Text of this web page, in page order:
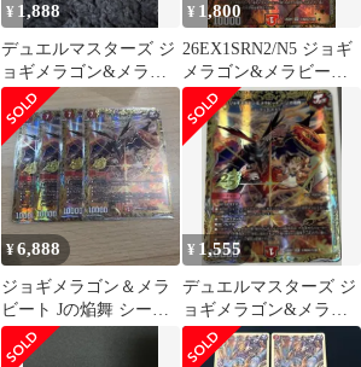
¥ 1,888
デュエルマスターズ ジ
ョギメラゴン&メラビ
ート〜Jの焔舞〜 シー
クレット
¥ 1,800
26EX1SRN2/N5 ジョギ
メラゴン&メラビート
～Jの焔舞～ シークレ
ット
¥6,888
ジョギメラゴン＆メラ
ビート Jの焔舞 シーク
レット シク 4枚セッ
ト
¥ 1,555
デュエルマスターズ ジ
ョギメラゴン&メラビ
ート〜Jの焔舞〜 シー
クレットレア